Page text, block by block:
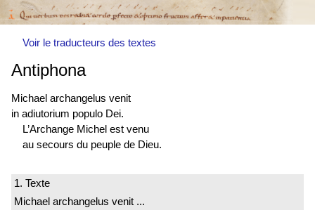
Voir le traducteurs des textes
Antiphona
Michael archangelus venit
in adiutorium populo Dei.
L’Archange Michel est venu
au secours du peuple de Dieu.
1. Texte
Michael archangelus venit ...